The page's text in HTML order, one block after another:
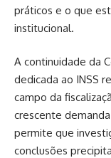
práticos e o que
institucional.
A continuidade da
dedicada ao INSS
campo da
crescente
permite que
conclusões